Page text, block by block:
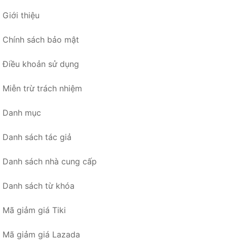
Giới thiệu
Chính sách bảo mật
Điều khoản sử dụng
Miễn trừ trách nhiệm
Danh mục
Danh sách tác giả
Danh sách nhà cung cấp
Danh sách từ khóa
Mã giảm giá Tiki
Mã giảm giá Lazada